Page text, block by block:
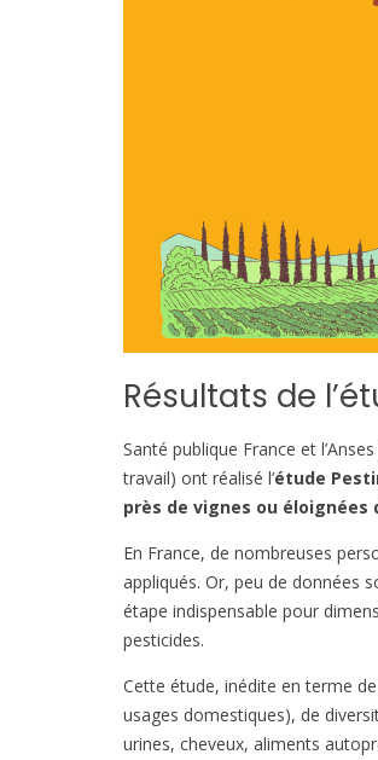
Résultats de
Santé publique France et
travail) ont réalisé l’étude
près de vignes ou
En France, de nombreuses
appliqués. Or, peu de données
étape indispensable pour
pesticides.
Cette étude, inédite en terme
usages domestiques), de
urines, cheveux, aliments